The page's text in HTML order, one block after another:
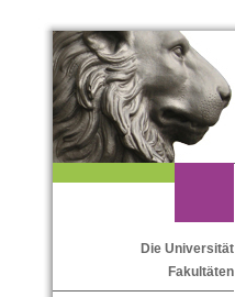
Die Universität
Fakultäten